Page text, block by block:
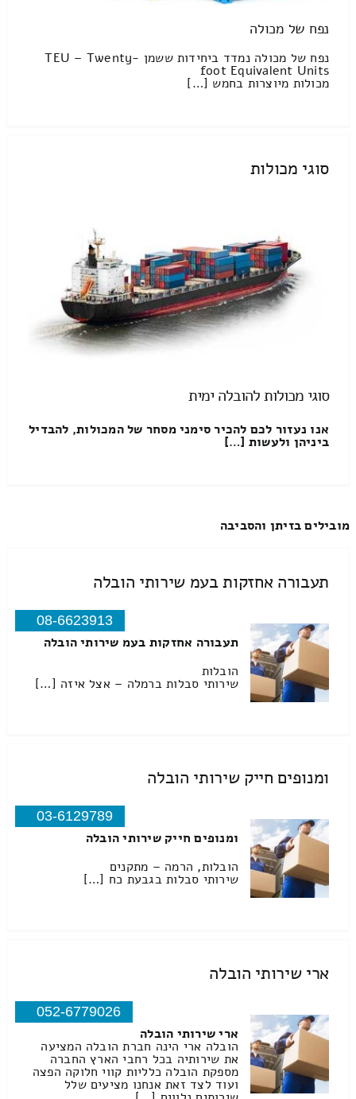
נפח של מכולה
נפח של מכולה נמדד ביחידות ששמן TEU – Twenty-
foot Equivalent Units
מכולות מיוצרות בחמש […]
סוגי מכולות
סוגי מכולות להובלה ימית
אנו נעזור לכם להכיר סימני מסחר של המכולות, להבדיל
ביניהן ולעשות […]
מובילים בזיתן והסביבה
תעבורה אחזקות בעמ שירותי הובלה
08-6623913
תעבורה אחזקות בעמ שירותי הובלה
הובלות
שירותי סבלות ברמלה – אצל איזה […]
ומנופים חייק שירותי הובלה
03-6129789
ומנופים חייק שירותי הובלה
הובלות, הרמה – מתקנים
שירותי סבלות בגבעת כח […]
ארי שירותי הובלה
052-6779026
ארי שירותי הובלה
הובלה ארי הינה חברת הובלה המציעה
את שירותיה בכל רחבי הארץ החברה
מספקת הובלה כלליות קווי חלוקה הפצה
ועוד לצד זאת אנחנו מציעים שלל